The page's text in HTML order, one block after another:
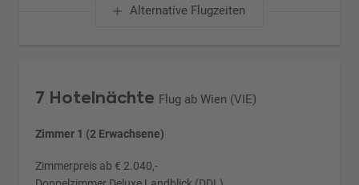
Alternative Flugzeiten
7 Hotelnächte Flug ab Wien (VIE)
Zimmer 1 (2 Erwachsene)
Zimmerpreis ab € 2.040,-